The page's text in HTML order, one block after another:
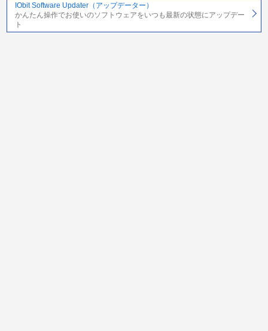
IObit Software Updater（アップデーター）
かんたん操作でお使いのソフトウェアをいつも最新の状態にアップデー
ト